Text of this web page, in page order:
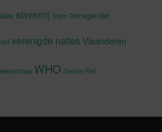
slavernij Stem transgender
verenigde naties Vlaanderen
WHO Zwarte Piet